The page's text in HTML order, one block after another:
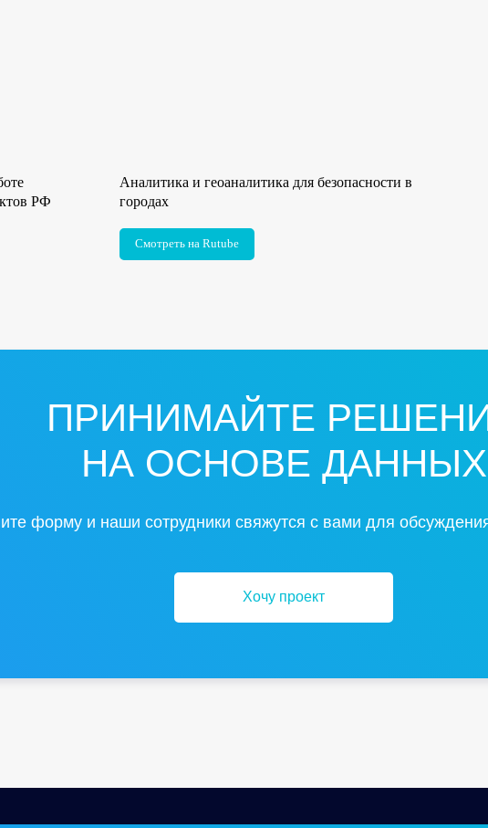
РФ
Аналитика и геоаналитика для безопасности в
городах
Смотреть на Rutube
ПРИНИМАЙТЕ
НА ОСНОВЕ ДАННЫХ
форму и наши сотрудники свяжутся с вами для
Хочу проект